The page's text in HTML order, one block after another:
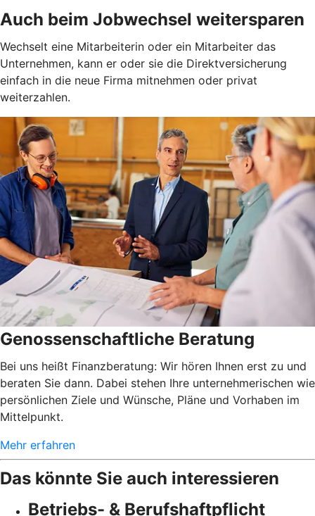
Auch beim Jobwechsel weitersparen
Wechselt eine Mitarbeiterin oder ein Mitarbeiter das
Unternehmen, kann er oder sie die Direktversicherung
einfach in die neue Firma mitnehmen oder privat
weiterzahlen.
Genossenschaftliche Beratung
Bei uns heißt Finanzberatung: Wir hören Ihnen erst zu und
beraten Sie dann. Dabei stehen Ihre unternehmerischen wie
persönlichen Ziele und Wünsche, Pläne und Vorhaben im
Mittelpunkt.
Mehr erfahren
Das könnte Sie auch interessieren
Betriebs- & Berufshaftpflicht